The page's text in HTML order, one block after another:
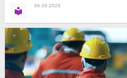
06.08.2026